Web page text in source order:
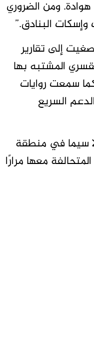
هوادة. ومن الضروري
البنادق.”
إلى تقارير
المشتبه بها
سمعت روايات
السريع
سيما في منطقة
معها مرارًا